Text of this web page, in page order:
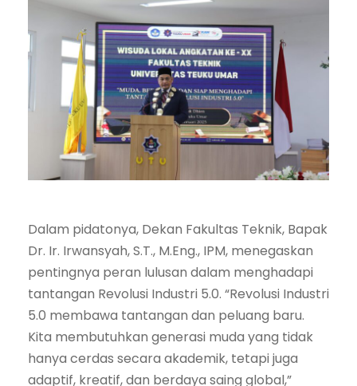
Dalam pidatonya, Dekan Fakultas Teknik, Bapak
Dr. Ir. Irwansyah, S.T., M.Eng., IPM, menegaskan
pentingnya peran lulusan dalam menghadapi
tantangan Revolusi Industri 5.0. “Revolusi Industri
5.0 membawa tantangan dan peluang baru.
Kita membutuhkan generasi muda yang tidak
hanya cerdas secara akademik, tetapi juga
adaptif, kreatif, dan berdaya saing global,”